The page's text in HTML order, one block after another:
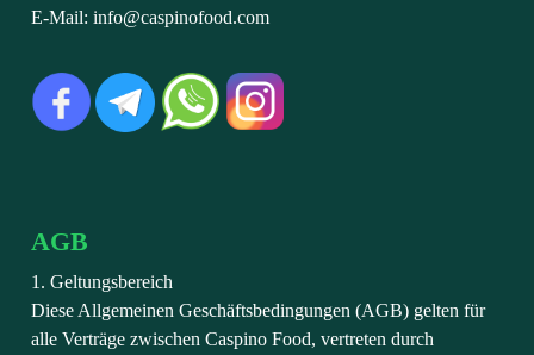
E-Mail: info@caspinofood.com
AGB
1. Geltungsbereich
Diese Allgemeinen Geschäftsbedingungen (AGB) gelten für
alle Verträge zwischen Caspino Food, vertreten durch